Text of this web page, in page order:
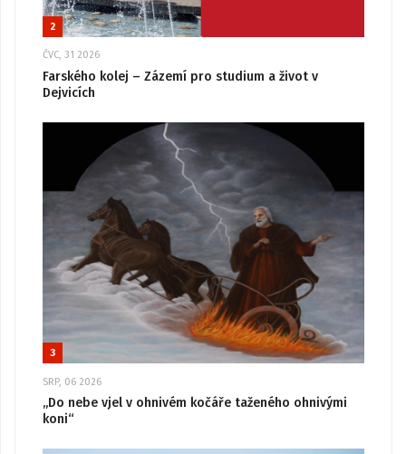
2
ČVC, 31 2026
Farského kolej – Zázemí pro studium a život v
Dejvicích
3
SRP, 06 2026
„Do nebe vjel v ohnivém kočáře taženého ohnivými
koni“